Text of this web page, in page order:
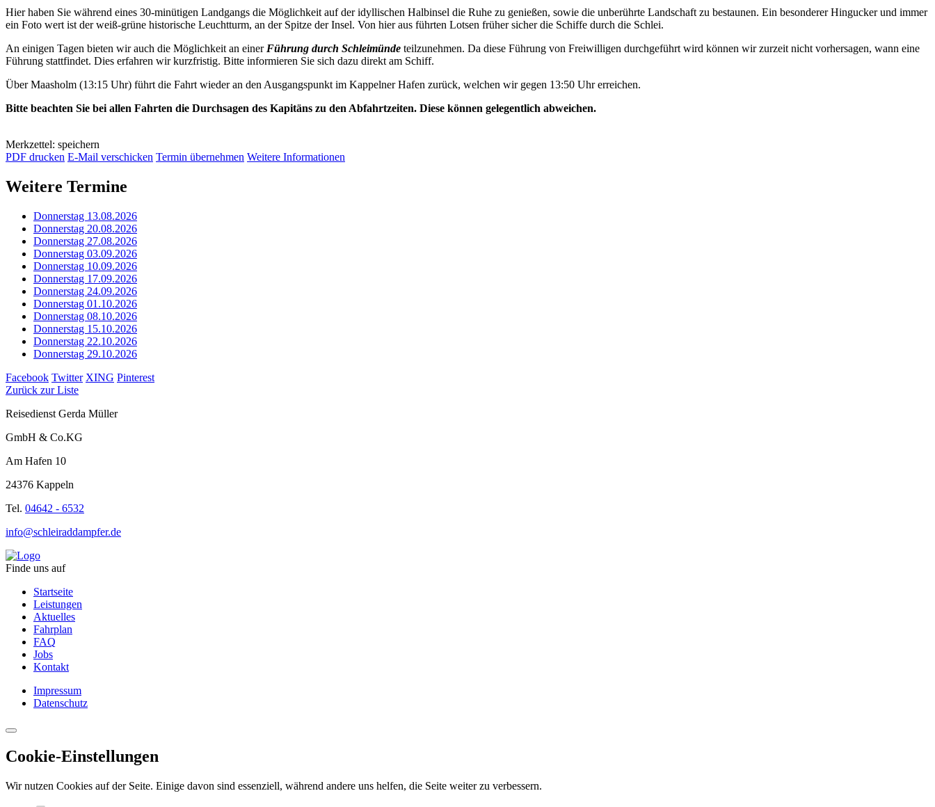
Hier haben Sie während eines 30-minütigen Landgangs die Möglichkeit auf der idyllischen Halbinsel die Ruhe zu genießen, sowie die unberührte Landschaft zu bestaunen. Ein besonderer Hingucker und immer
ein Foto wert ist der weiß-grüne historische Leuchtturm, an der Spitze der Insel. Von hier aus führten Lotsen früher sicher die Schiffe durch die Schlei.
An einigen Tagen bieten wir auch die Möglichkeit an einer Führung durch Schleimünde teilzunehmen. Da diese Führung von Freiwilligen durchgeführt wird können wir zurzeit nicht vorhersagen, wann eine
Führung stattfindet. Dies erfahren wir kurzfristig. Bitte informieren Sie sich dazu direkt am Schiff.
Über Maasholm (13:15 Uhr) führt die Fahrt wieder an den Ausgangspunkt im Kappelner Hafen zurück, welchen wir gegen 13:50 Uhr erreichen.
Bitte beachten Sie bei allen Fahrten die Durchsagen des Kapitäns zu den Abfahrtzeiten. Diese können gelegentlich abweichen.
Merkzettel: speichern
PDF drucken E-Mail verschicken Termin übernehmen Weitere Informationen
Weitere Termine
Donnerstag 13.08.2026
Donnerstag 20.08.2026
Donnerstag 27.08.2026
Donnerstag 03.09.2026
Donnerstag 10.09.2026
Donnerstag 17.09.2026
Donnerstag 24.09.2026
Donnerstag 01.10.2026
Donnerstag 08.10.2026
Donnerstag 15.10.2026
Donnerstag 22.10.2026
Donnerstag 29.10.2026
Facebook Twitter XING Pinterest
Zurück zur Liste
Reisedienst Gerda Müller
GmbH & Co.KG
Am Hafen 10
24376 Kappeln
Tel. 04642 - 6532
info@schleiraddampfer.de
Finde uns auf
Startseite
Leistungen
Aktuelles
Fahrplan
FAQ
Jobs
Kontakt
Impressum
Datenschutz
Cookie-Einstellungen
Wir nutzen Cookies auf der Seite. Einige davon sind essenziell, während andere uns helfen, die Seite weiter zu verbessern.